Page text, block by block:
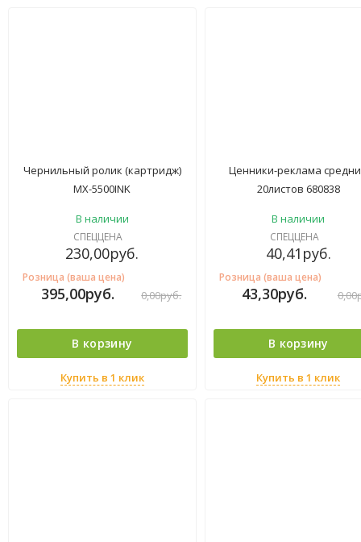
Чернильный ролик (картридж)
MX-5500INK
В наличии
СПЕЦЦЕНА
230,00руб.
Розница (ваша цена)
395,00руб. 0,00руб.
В корзину
Купить в 1 клик
Ценники-реклама
20листов 680838
В наличии
СПЕЦЦЕНА
40,41 руб.
Розница (ваша цена)
43,30руб. 0,00
В корзину
Купить в 1 клик